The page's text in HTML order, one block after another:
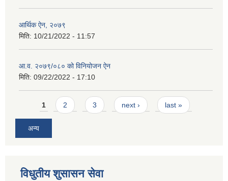
आर्थिक ऐन, २०७९
मिति: 10/21/2022 - 11:57
आ.व. २०७९/०८० को विनियोजन ऐन
मिति: 09/22/2022 - 17:10
Pages
1 2 3 next › last »
अन्य
विधुतीय शुसासन सेवा